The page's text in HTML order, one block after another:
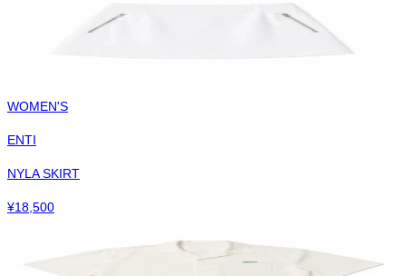
WOMEN'S
ENTI
NYLA SKIRT
¥18,500